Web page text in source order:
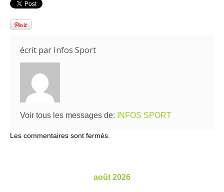
écrit par Infos Sport
Voir tous les messages de: INFOS SPORT
Les commentaires sont fermés.
août 2026